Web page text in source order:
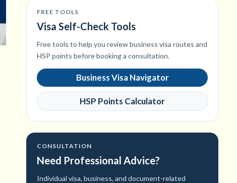
FREE TOOLS
Visa Self-Check Tools
Free tools to help you review business visa routes and
HSP points before booking a consultation.
Business Visa Navigator
HSP Points Calculator
CONSULTATION
Need Professional Advice?
Individual visa, business, and document-related